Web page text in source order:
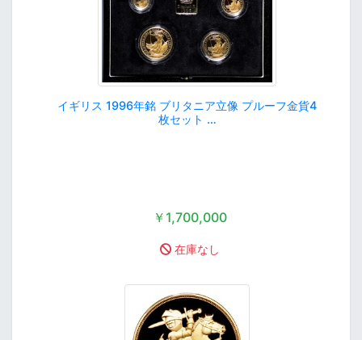
イギリス 1996年銘 ブリタニア立像 プルーフ金貨4
枚セット …
￥1,700,000
在庫なし